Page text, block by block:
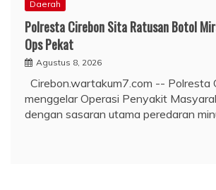
Daerah
Polresta Cirebon Sita Ratusan Botol
Ops Pekat
Agustus 8, 2026
Cirebon.wartakum7.com -- Polresta
menggelar Operasi Penyakit
dengan sasaran utama peredaran